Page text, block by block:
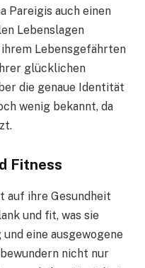
Pareigis auch einen
Lebenslagen
Lebensgefährten
glücklichen
die genaue Identität
wenig bekannt, da
Fitness
auf ihre Gesundheit
und fit, was sie
eine ausgewogene
nicht nur